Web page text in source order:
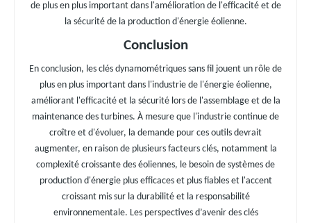
de plus en plus important dans l'amélioration de l'efficacité et de
la sécurité de la production d'énergie éolienne.
Conclusion
En conclusion, les clés dynamométriques sans fil jouent un rôle de
plus en plus important dans l'industrie de l'énergie éolienne,
améliorant l'efficacité et la sécurité lors de l'assemblage et de la
maintenance des turbines. À mesure que l'industrie continue de
croître et d'évoluer, la demande pour ces outils devrait
augmenter, en raison de plusieurs facteurs clés, notamment la
complexité croissante des éoliennes, le besoin de systèmes de
production d'énergie plus efficaces et plus fiables et l'accent
croissant mis sur la durabilité et la responsabilité
environnementale. Les perspectives d’avenir des clés